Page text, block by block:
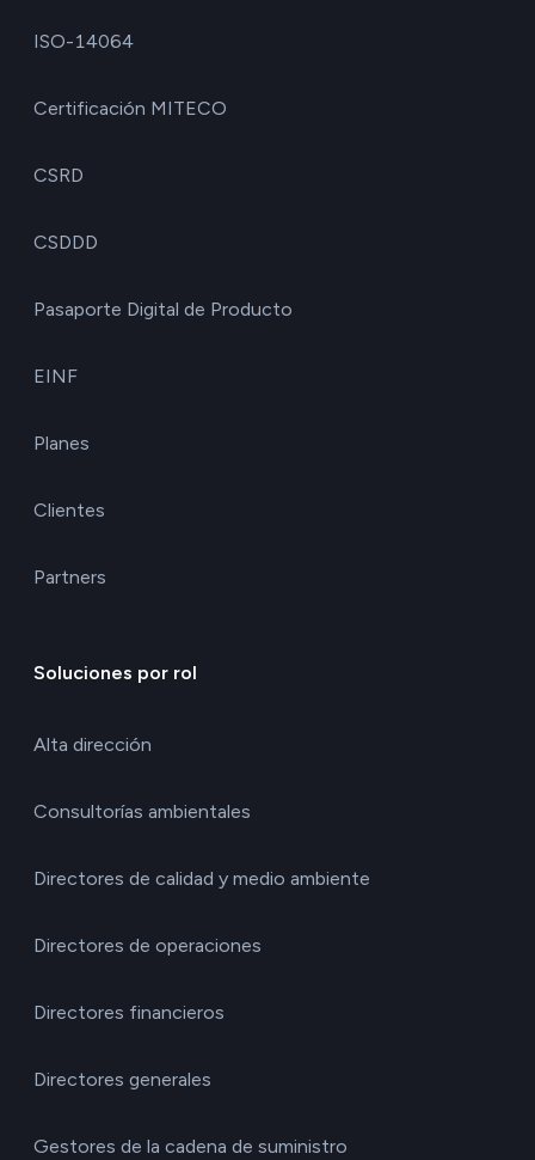
ISO-14064
Certificación MITECO
CSRD
CSDDD
Pasaporte Digital de Producto
EINF
Planes
Clientes
Partners
Soluciones por rol
Alta dirección
Consultorías ambientales
Directores de calidad y medio ambiente
Directores de operaciones
Directores financieros
Directores generales
Gestores de la cadena de suministro